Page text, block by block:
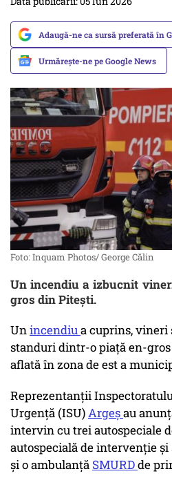
Adaugă-ne ca sursă preferată în
Urmărește-ne pe Google News
Foto: Inquam Photos/ George Călin
Un incendiu a izbucnit
gros din Pitești.
Unincendiua cuprins, vineri
standuri dintr-o piaţă en-
aflată în zona de est a
Reprezentanţii
Urgenţă (ISU)Argeşau
intervin cu trei autospeciale
autospecială de intervenţie
şi o ambulanţă SMURDde